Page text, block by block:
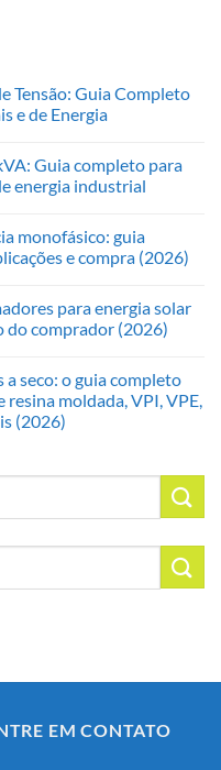
Tensão: Guia Completo
e de Energia
Guia completo para
energia industrial
monofásico: guia
e compra (2026)
para energia solar
do comprador (2026)
seco: o guia completo
moldada, VPI, VPE,
(2026)
EM CONTATO